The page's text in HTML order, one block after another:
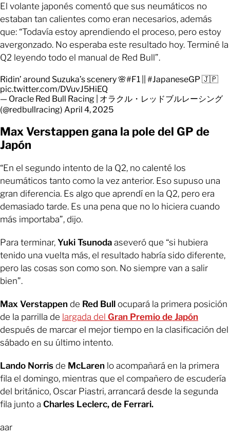
El volante japonés comentó que sus neumáticos no
estaban tan calientes como eran necesarios, además
que: “Todavía estoy aprendiendo el proceso, pero estoy
avergonzado. No esperaba este resultado hoy. Terminé la
Q2 leyendo todo el manual de Red Bull”.
Ridin’ around Suzuka’s scenery 🌸#F1 #JapaneseGP🇯🇵
pic.twitter.com/DVuvJ5HiEQ
— Oracle Red Bull Racing | オラクル・レッドブルレーシング
(@redbullracing) April 4, 2025
Max Verstappen gana la pole del GP de
Japón
“En el segundo intento de la Q2, no calenté los
neumáticos tanto como la vez anterior. Eso supuso una
gran diferencia. Es algo que aprendí en la Q2, pero era
demasiado tarde. Es una pena que no lo hiciera cuando
más importaba”, dijo.
Para terminar, Yuki Tsunoda aseveró que “si hubiera
tenido una vuelta más, el resultado habría sido diferente,
pero las cosas son como son. No siempre van a salir
bien”.
Max Verstappen de Red Bull ocupará la primera posición
de la parrilla de largada del Gran Premio de Japón
después de marcar el mejor tiempo en la clasificación del
sábado en su último intento.
Lando Norris de McLaren lo acompañará en la primera
fila el domingo, mientras que el compañero de escudería
del británico, Oscar Piastri, arrancará desde la segunda
fila junto a Charles Leclerc, de Ferrari.
aar